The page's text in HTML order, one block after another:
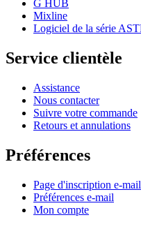
G HUB
Mixline
Logiciel de la série
Service clientèle
Assistance
Nous contacter
Suivre votre commande
Retours et annulations
Préférences
Page d'inscription e-mail
Préférences e-mail
Mon compte